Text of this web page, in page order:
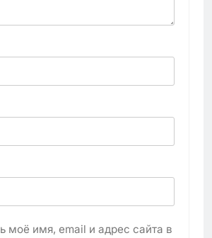
моё имя, email и адрес сайта в